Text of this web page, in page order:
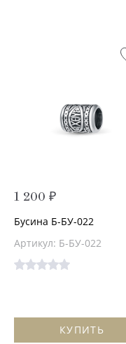
1 200 ₽
Бусина Б-БУ-022
Артикул: Б-БУ-022
КУПИТЬ